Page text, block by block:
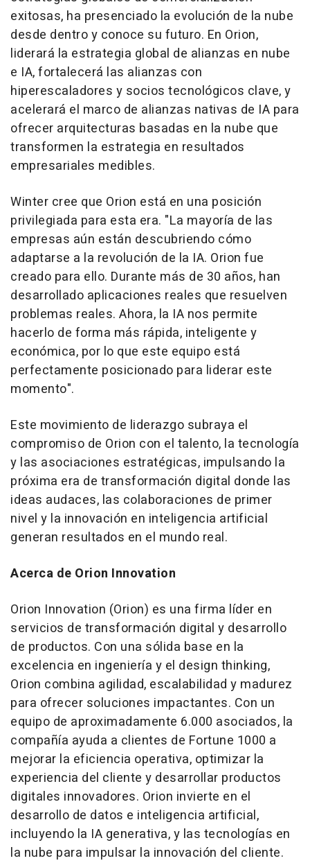
exitosas, ha presenciado la evolución de la nube
desde dentro y conoce su futuro. En Orion,
liderará la estrategia global de alianzas en nube
e IA, fortalecerá las alianzas con
hiperescaladores y socios tecnológicos clave, y
acelerará el marco de alianzas nativas de IA para
ofrecer arquitecturas basadas en la nube que
transformen la estrategia en resultados
empresariales medibles.
Winter cree que Orion está en una posición
privilegiada para esta era. "La mayoría de las
empresas aún están descubriendo cómo
adaptarse a la revolución de la IA. Orion fue
creado para ello. Durante más de 30 años, han
desarrollado aplicaciones reales que resuelven
problemas reales. Ahora, la IA nos permite
hacerlo de forma más rápida, inteligente y
económica, por lo que este equipo está
perfectamente posicionado para liderar este
momento".
Este movimiento de liderazgo subraya el
compromiso de Orion con el talento, la tecnología
y las asociaciones estratégicas, impulsando la
próxima era de transformación digital donde las
ideas audaces, las colaboraciones de primer
nivel y la innovación en inteligencia artificial
generan resultados en el mundo real.
Acerca de Orion Innovation
Orion Innovation (Orion) es una firma líder en
servicios de transformación digital y desarrollo
de productos. Con una sólida base en la
excelencia en ingeniería y el design thinking,
Orion combina agilidad, escalabilidad y madurez
para ofrecer soluciones impactantes. Con un
equipo de aproximadamente 6.000 asociados, la
compañía ayuda a clientes de Fortune 1000 a
mejorar la eficiencia operativa, optimizar la
experiencia del cliente y desarrollar productos
digitales innovadores. Orion invierte en el
desarrollo de datos e inteligencia artificial,
incluyendo la IA generativa, y las tecnologías en
la nube para impulsar la innovación del cliente.